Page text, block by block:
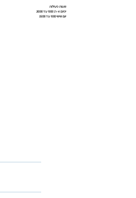
שעות פעילות
ימים א-ה: 9:00 עד 20:00
יום שישי 9:00 עד 15:00